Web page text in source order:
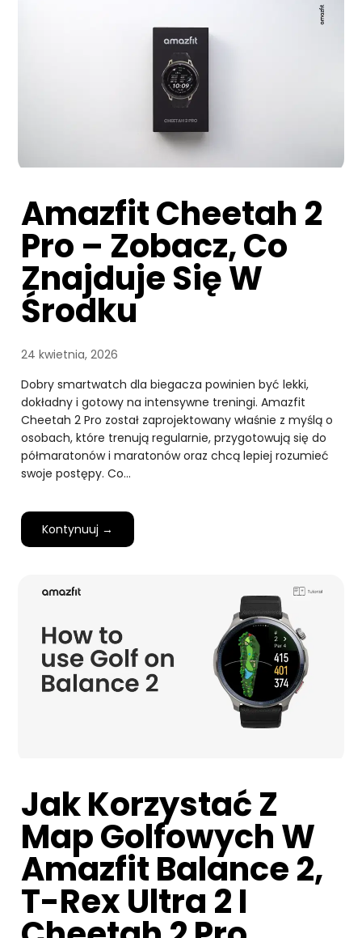
Amazfit Cheetah 2
Pro – Zobacz, Co
Znajduje Się W
Środku
24 kwietnia, 2026
Dobry smartwatch dla biegacza powinien być lekki,
dokładny i gotowy na intensywne treningi. Amazfit
Cheetah 2 Pro został zaprojektowany właśnie z myślą o
osobach, które trenują regularnie, przygotowują się do
półmaratonów i maratonów oraz chcą lepiej rozumieć
swoje postępy. Co…
Kontynuuj →
Jak Korzystać Z
Map Golfowych W
Amazfit Balance 2,
T-Rex Ultra 2 I